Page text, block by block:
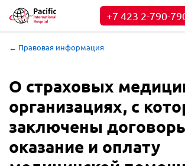
+7 423 2-790-
← Правовая информация
О страховых
организациях, с
заключены
оказание и оплату